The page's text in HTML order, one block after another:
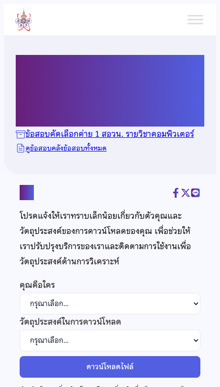
เนื้อหา
ข้อสอบคัดเลือกค่าย 1 สอวน. รายวิชาคอมพิวเตอร์
ดูข้อสอบคลังข้อสอบทั้งหมด
โปรดแจ้งให้เราทราบเล็กน้อยเกี่ยวกับตัวคุณและ
วัตถุประสงค์ของการดาวน์โหลดของคุณ เพื่อช่วยให้
เราปรับปรุงบริการของเราและติดตามการใช้งานเพื่อ
วัตถุประสงค์ด้านการวิเคราะห์
คุณคือใคร
วัตถุประสงค์ในการดาวน์โหลด
ดาวน์โหลดไฟล์